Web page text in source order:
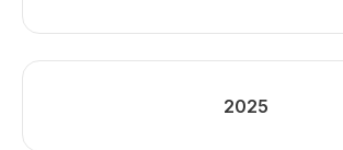
2025